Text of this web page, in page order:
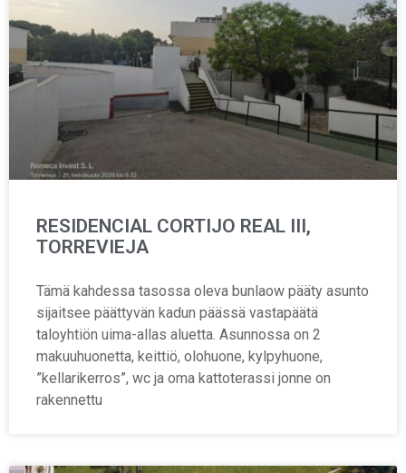
RESIDENCIAL CORTIJO REAL III,
TORREVIEJA
Tämä kahdessa tasossa oleva bunlaow pääty asunto
sijaitsee päättyvän kadun päässä vastapäätä
taloyhtiön uima-allas aluetta. Asunnossa on 2
makuuhuonetta, keittiö, olohuone, kylpyhuone,
”kellarikerros”, wc ja oma kattoterassi jonne on
rakennettu